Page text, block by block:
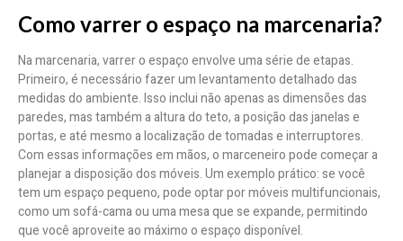
Como varrer o espaço na marcenaria?
Na marcenaria, varrer o espaço envolve uma série de etapas.
Primeiro, é necessário fazer um levantamento detalhado das
medidas do ambiente. Isso inclui não apenas as dimensões das
paredes, mas também a altura do teto, a posição das janelas e
portas, e até mesmo a localização de tomadas e interruptores.
Com essas informações em mãos, o marceneiro pode começar a
planejar a disposição dos móveis. Um exemplo prático: se você
tem um espaço pequeno, pode optar por móveis multifuncionais,
como um sofá-cama ou uma mesa que se expande, permitindo
que você aproveite ao máximo o espaço disponível.